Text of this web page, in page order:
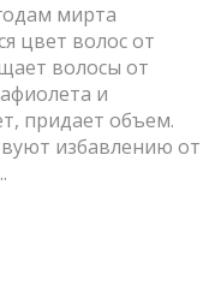
мирта
цвет волос от
волосы от
и
придает объем.
избавлению от